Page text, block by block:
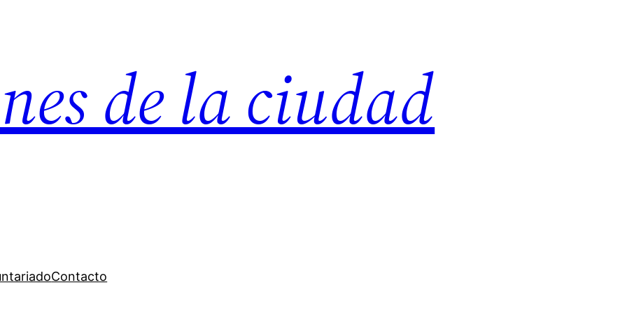
de la ciudad
Contacto